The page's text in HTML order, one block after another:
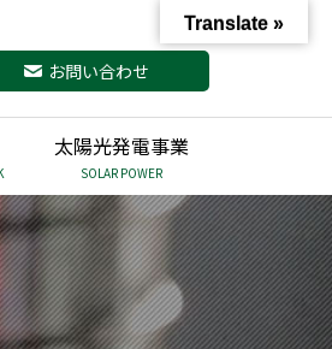
お問い合わせ
太陽光発電事業
SOLAR POWER
Translate »